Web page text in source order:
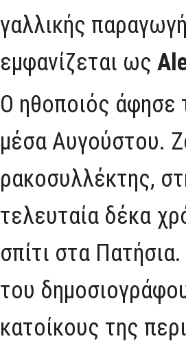
γαλλικής
εμφανίζεται ως
Ο ηθοποιός άφησε
μέσα Αυγούστου.
ρακοσυλλέκτης,
τελευταία δέκα
σπίτι στα
του
κατοίκους της